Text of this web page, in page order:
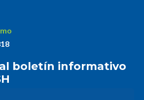
boletín informativo